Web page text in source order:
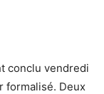
conclu vendredi
formalisé. Deux